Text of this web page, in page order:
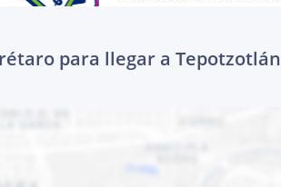
para llegar a Tepotzotlán